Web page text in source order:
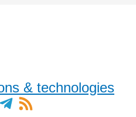
& technologies